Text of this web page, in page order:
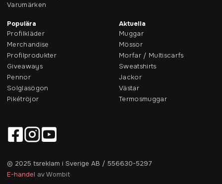
Varumärken
Populära
Profilkläder
Merchandise
Profilprodukter
Giveaways
Pennor
Solglasögon
Pikétröjor
Aktuella
Muggar
Mössor
Morfar / Multiscarfs
Sweatshirts
Jackor
Västar
Termosmuggar
© 2025 tsreklam i Sverige AB / 556630-5297
E-handel av Wombit